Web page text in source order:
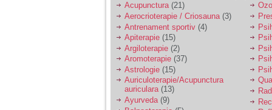
Ma aflu aici pentru ca
vreau sa stiu daca am
nevoie de un psiholog
sau psihiatru.
Sunt casatorita, am
31 de ani si un copil in
varsta de 2 ani care
mi-e lumina ochilor.
Acupunctura(21)
Aerocrioterapie / Criosauna (3)
Antrenament sportiv (4)
Apiterapie (15)
Argiloterapie (2)
Aromoterapie (37)
Astrologie (15)
Auriculoterapie/Acupunctura
auriculara(13)
Ayurveda(9)